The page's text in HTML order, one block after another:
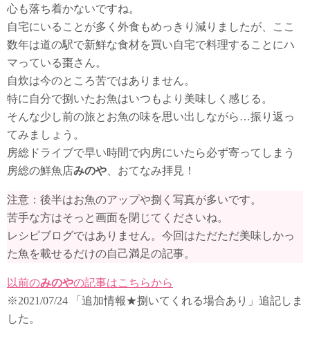
心も落ち着かないですね。
自宅にいることが多く外食もめっきり減りましたが、ここ
数年は道の駅で新鮮な食材を買い自宅で料理することにハ
マっている棗さん。
自炊は今のところ苦ではありません。
特に自分で捌いたお魚はいつもより美味しく感じる。
そんな少し前の旅とお魚の味を思い出しながら…振り返っ
てみましょう。
房総ドライブで早い時間で内房にいたら必ず寄ってしまう
房総の鮮魚店みのや 、おてなみ拝見！
注意：後半はお魚のアップや捌く写真が多いです。
苦手な方はそっと画面を閉じてくださいね。
レシピブログではありません。今回はただただ美味しかっ
た魚を載せるだけの自己満足の記事。
以前のみのやの記事はこちらから
※2021/07/24 「追加情報★捌いてくれる場合あり」追記しま
した。